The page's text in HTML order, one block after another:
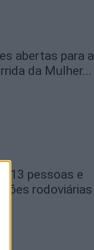
abertas para a
da Mulher...
13 pessoas e
rodoviárias